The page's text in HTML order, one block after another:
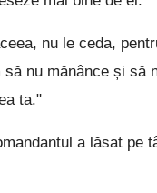
nu le ceda,
să nu mănânce și să
ta."
a lăsat pe